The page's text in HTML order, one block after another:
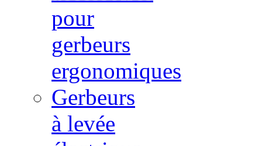
pour
gerbeurs
ergonomiques
Gerbeurs
à levée